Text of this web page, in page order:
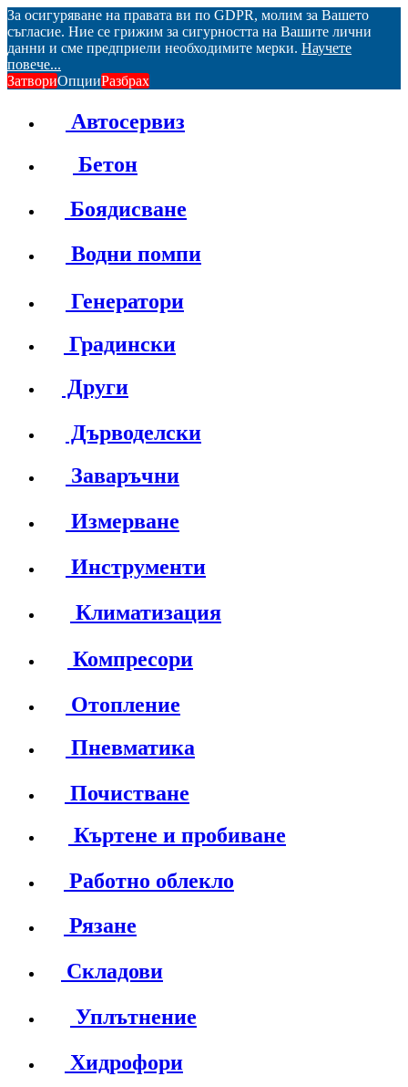
За осигуряване на правата ви по GDPR, молим за Вашето
съгласие. Ние се грижим за сигурността на Вашите лични
данни и сме предприели необходимите мерки. Научете
повече...
ЗатвориОпцииРазбрах
Автосервиз
Бетон
Боядисване
Водни помпи
Генератори
Градински
Други
Дърводелски
Заваръчни
Измерване
Инструменти
Климатизация
Компресори
Отопление
Пневматика
Почистване
Къртене и пробиване
Работно облекло
Рязане
Складови
Уплътнение
Хидрофори